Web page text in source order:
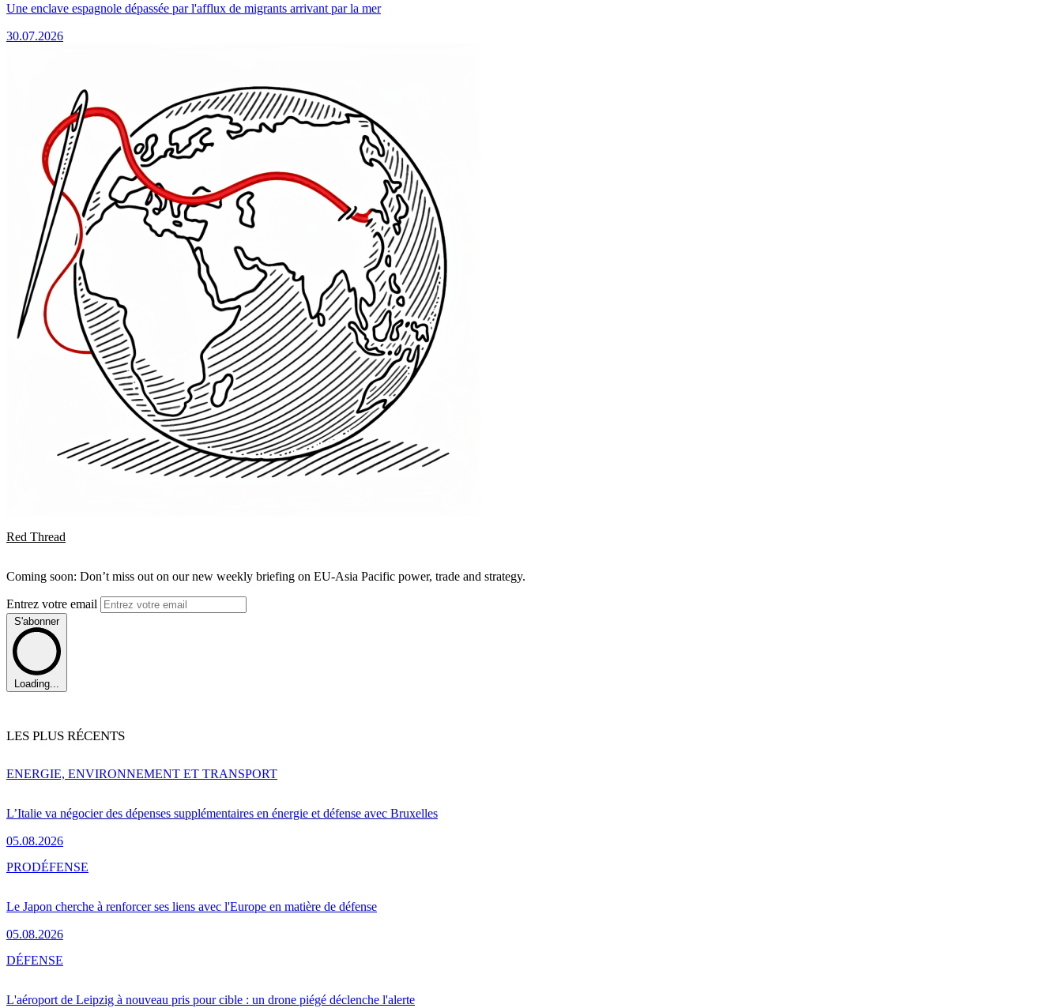
Une enclave espagnole dépassée par l'afflux de migrants arrivant par la mer
30.07.2026
Red Thread
Coming soon: Don’t miss out on our new weekly briefing on EU-Asia Pacific power, trade and strategy.
Entrez votre email
S'abonner
Loading...
LES PLUS RÉCENTS
L’Italie va négocier des dépenses supplémentaires en énergie et défense avec Bruxelles
05.08.2026
ENERGIE, ENVIRONNEMENT ET TRANSPORT
Le Japon cherche à renforcer ses liens avec l'Europe en matière de défense
05.08.2026
PRODÉFENSE
L'aéroport de Leipzig à nouveau pris pour cible : un drone piégé déclenche l'alerte
DÉFENSE